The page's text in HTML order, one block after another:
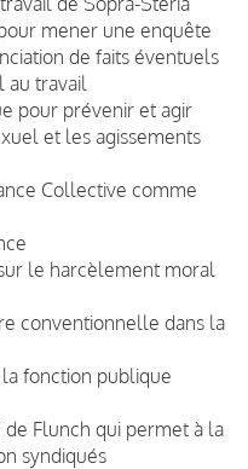
mener une enquête
de faits éventuels
au travail
pour prévenir et agir
et les agissements
Collective comme
le harcèlement moral
conventionnelle dans la
fonction publique
Flunch qui permet à la
syndiqués